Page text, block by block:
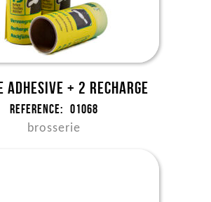
adhesive + 2 recharge
Reference: 01068
brosserie